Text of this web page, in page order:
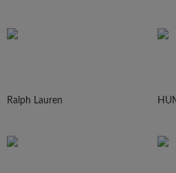
Ralph Lauren